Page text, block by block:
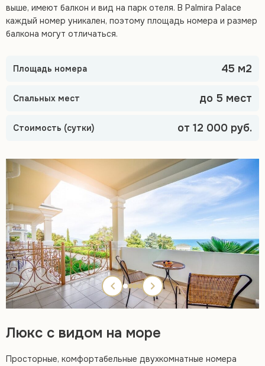
выше, имеют балкон и вид на парк отеля. В Palmira Palace
каждый номер уникален, поэтому площадь номера и размер
балкона могут отличаться.
Площадь номера 45 м2
Спальных мест до 5 мест
Стоимость (сутки) от 12 000 руб.
Люкс с видом на море
Просторные, комфортабельные двухкомнатные номера